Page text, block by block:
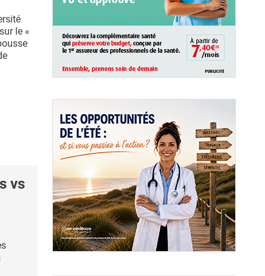
le «
vs